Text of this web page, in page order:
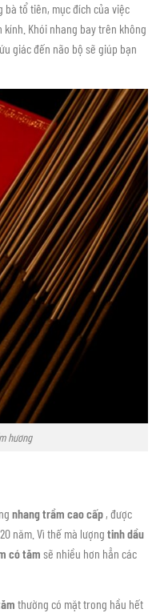
bà tổ tiên, mục đích của việc
Khói nhang bay trên không
giác đến não bộ sẽ giúp bạn
hương
nhang trầm cao cấp , được
năm. Vì thế mà lượng tinh dầu
có tăm sẽ nhiều hơn hẳn các
thường có mặt trong hầu hết